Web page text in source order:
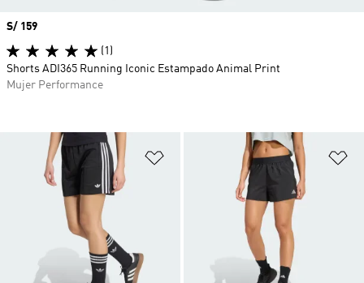
Añadir a la lista de deseos
Precio
S/ 159
(1)
Shorts ADI365 Running Iconic Estampado Animal Print
Mujer Performance